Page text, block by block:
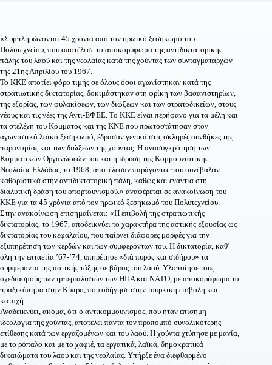
«Συμπληρώνονται 45 χρόνια από τον ηρωικό ξεσηκωμό του
Πολυτεχνείου, που αποτέλεσε το αποκορύφωμα της αντιδικτατορικής
πάλης του λαού και της νεολαίας κατά της χούντας των συνταγματαρχών
της 21ης Απριλίου του 1967.
Το ΚΚΕ αποτίει φόρο τιμής σε όλους όσοι αγωνίστηκαν κατά της
στρατιωτικής δικτατορίας, δοκιμάστηκαν στη φρίκη των βασανιστηρίων,
της εξορίας, των φυλακίσεων, των διώξεων και των στρατοδικείων, στους
νέους και τις νέες της Αντι-ΕΦΕΕ. Το ΚΚΕ είναι περήφανο για τα μέλη και
τα στελέχη του Κόμματος και της ΚΝΕ που πρωτοστάτησαν στον
αγωνιστικό λαϊκό ξεσηκωμό, έδρασαν γενικά στις σκληρές συνθήκες της
παρανομίας και των διώξεων της χούντας. Η ανασυγκρότηση των
Κομματικών Οργανώσεών του και η ίδρυση της Κομμουνιστικής
Νεολαίας Ελλάδας, το 1968, αποτέλεσαν παράγοντες που συνέβαλαν
καθοριστικά στην αντιδικτατορική πάλη, καθώς και ενάντια στη
διαλυτική δράση του οπορτουνισμού.» αναφέρεται σε ανακοίνωση του
ΚΚΕ για τα 45 χρόνια από τον ηρωικό ξεσηκωμό του Πολυτεχνείου.
Στην ανακοίνωση επισημαίνεται: «Η επιβολή της στρατιωτικής
δικτατορίας, το 1967, αποδεικνύει το χαρακτήρα της αστικής εξουσίας ως
δικτατορίας του κεφαλαίου, που παίρνει διάφορες μορφές για την
εξυπηρέτηση των κερδών και των συμφερόντων του. Η δικτατορία, καθ’
όλη την επταετία ’67-’74, υπηρέτησε «διά πυρός και σιδήρου» τα
συμφέροντα της αστικής τάξης σε βάρος του λαού. Υλοποίησε τους
σχεδιασμούς των ιμπεριαλιστών των ΗΠΑ και ΝΑΤΟ, με αποκορύφωμα το
πραξικόπημα στην Κύπρο, που οδήγησε στην τουρκική εισβολή και
κατοχή.
Αναδεικνύει, ακόμα, ότι ο αντικομμουνισμός, που ήταν επίσημη
ιδεολογία της χούντας, αποτελεί πάντα τον προπομπό συνολικότερης
επίθεσης κατά των εργαζομένων και του λαού. Η χούντα χτύπησε με μανία,
με το ρόπαλο και με το χαφιέ, τα εργατικά, λαϊκά, δημοκρατικά
δικαιώματα του λαού και της νεολαίας. Υπήρξε ένα διεφθαρμένο